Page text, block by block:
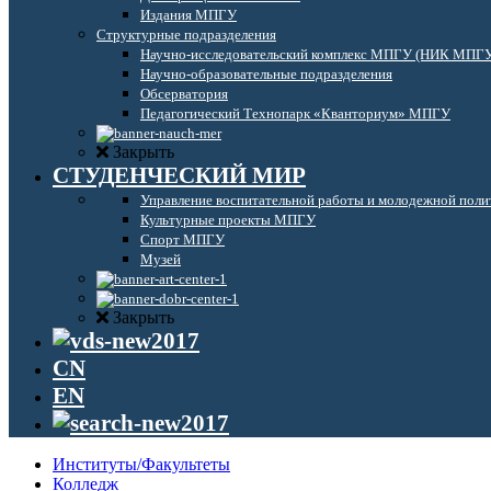
Издания МПГУ
Структурные подразделения
Научно-исследовательский комплекс МПГУ (НИК
Научно-образовательные подразделения
Обсерватория
Педагогический Технопарк «Кванториум» МПГУ
Закрыть
СТУДЕНЧЕСКИЙ МИР
Управление воспитательной работы и молодежной
Культурные проекты МПГУ
Спорт МПГУ
Музей
Закрыть
CN
EN
Институты/Факультеты
Колледж